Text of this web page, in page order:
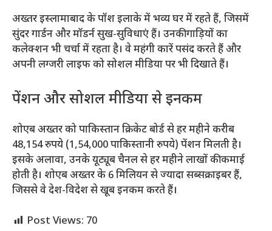
अख्तर इस्लामाबाद के पॉश इलाके में भव्य घर में रहते हैं, जिसमें
सुंदर गार्डन और मॉडर्न सुख-सुविधाएं हैं। उनकी गाड़ियों का
कलेक्शन भी चर्चा में रहता है। वे महंगी कारें पसंद करते हैं और
अपनी लग्जरी लाइफ को सोशल मीडिया पर भी दिखाते हैं।
पेंशन और सोशल मीडिया से इनकम
शोएब अख्तर को पाकिस्तान क्रिकेट बोर्ड से हर महीने करीब
48,154 रुपये (1,54,000 पाकिस्तानी रुपये) पेंशन मिलती है।
इसके अलावा, उनके यूट्यूब चैनल से हर महीने लाखों की कमाई
होती है। शोएब अख्तर के 6 मिलियन से ज्यादा सब्सक्राइबर हैं,
जिससे वे देश-विदेश से खूब इनकम करते हैं।
Post Views: 70